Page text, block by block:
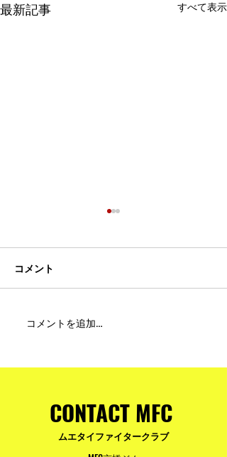
最新記事 すべて表示
MFC DREAM FIGHT 24にご
皆様へ
コメント
コメントを追加…
CONTACT MFC
ムエタイファイタークラブ